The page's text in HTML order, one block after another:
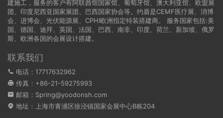
建施工，服务的客户有阿联酋馆国家馆、葡萄牙馆、澳大利亚馆、欧盟展
团、印度尼西亚国家展团、巴西国家协会等。约盾是CEMF医疗展、消博
会、进博会、光伏能源展、CPHI欧洲指定特装搭建商。 服务国家包括:美
国
德国 、迪拜、英国、法国、巴西、南非、印度、荷兰、新加坡、俄罗
斯、欧洲各国的会展设计搭建。
联系我们
电话：17717632962
传真：+86-21-59275993
邮箱：Spring@yoodonsh.com
地址：上海市青浦区徐泾镇国家会展中心B栋204